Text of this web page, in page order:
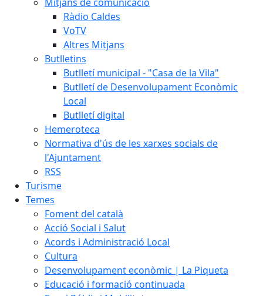
Ràdio Caldes
VoTV
Altres Mitjans
Butlletins
Butlletí municipal - "Casa de la Vila"
Butlletí de Desenvolupament Econòmic
Local
Butlletí digital
Hemeroteca
Normativa d'ús de les xarxes socials de
l'Ajuntament
RSS
Turisme
Temes
Foment del català
Acció Social i Salut
Acords i Administració Local
Cultura
Desenvolupament econòmic | La Piqueta
Educació i formació continuada